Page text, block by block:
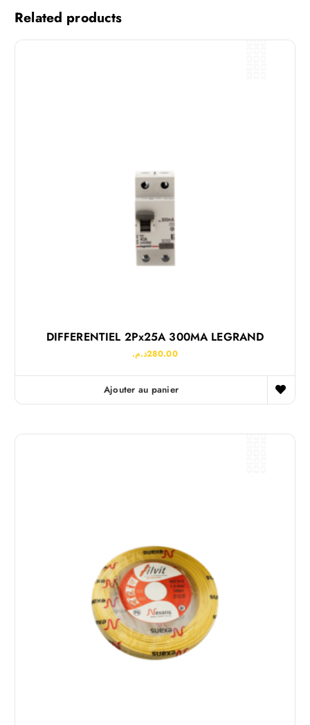
Related products
DIFFERENTIEL 2Px25A 300MA LEGRAND
280.00د.م.
Ajouter au panier